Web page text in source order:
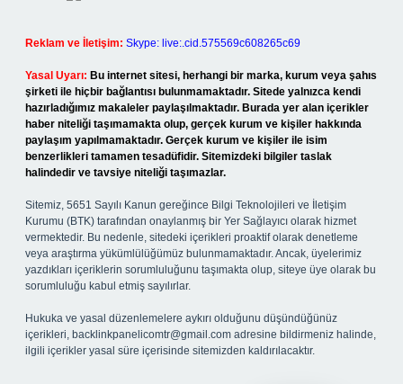
Reklam ve İletişim: Skype: live:.cid.575569c608265c69
Yasal Uyarı: Bu internet sitesi, herhangi bir marka, kurum veya şahıs
şirketi ile hiçbir bağlantısı bulunmamaktadır. Sitede yalnızca kendi
hazırladığımız makaleler paylaşılmaktadır. Burada yer alan içerikler
haber niteliği taşımamakta olup, gerçek kurum ve kişiler hakkında
paylaşım yapılmamaktadır. Gerçek kurum ve kişiler ile isim
benzerlikleri tamamen tesadüfidir. Sitemizdeki bilgiler taslak
halindedir ve tavsiye niteliği taşımazlar.
Sitemiz, 5651 Sayılı Kanun gereğince Bilgi Teknolojileri ve İletişim
Kurumu (BTK) tarafından onaylanmış bir Yer Sağlayıcı olarak hizmet
vermektedir. Bu nedenle, sitedeki içerikleri proaktif olarak denetleme
veya araştırma yükümlülüğümüz bulunmamaktadır. Ancak, üyelerimiz
yazdıkları içeriklerin sorumluluğunu taşımakta olup, siteye üye olarak bu
sorumluluğu kabul etmiş sayılırlar.
Hukuka ve yasal düzenlemelere aykırı olduğunu düşündüğünüz
içerikleri, backlinkpanelicomtr@gmail.com adresine bildirmeniz halinde,
ilgili içerikler yasal süre içerisinde sitemizden kaldırılacaktır.